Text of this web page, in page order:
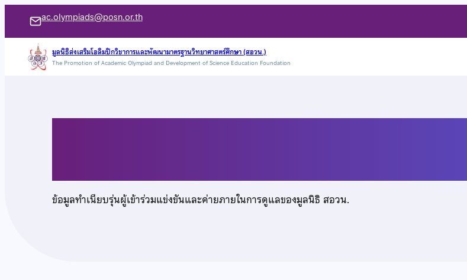
เนื้อหา
ac.olympiads@posn.or.th
มูลนิธิส่งเสริมโอลิมปิกวิชาการและพัฒนามาตรฐานวิทยาศาสตร์ศึกษา (สอวน.)
The Promotion of Academic Olympiad and Development of Science Education Foundation
ข้อมูลทำเนียบรุ่นผู้เข้าร่วมแข่งขันและค่ายภายในการดูแลของมูลนิธิ สอวน.